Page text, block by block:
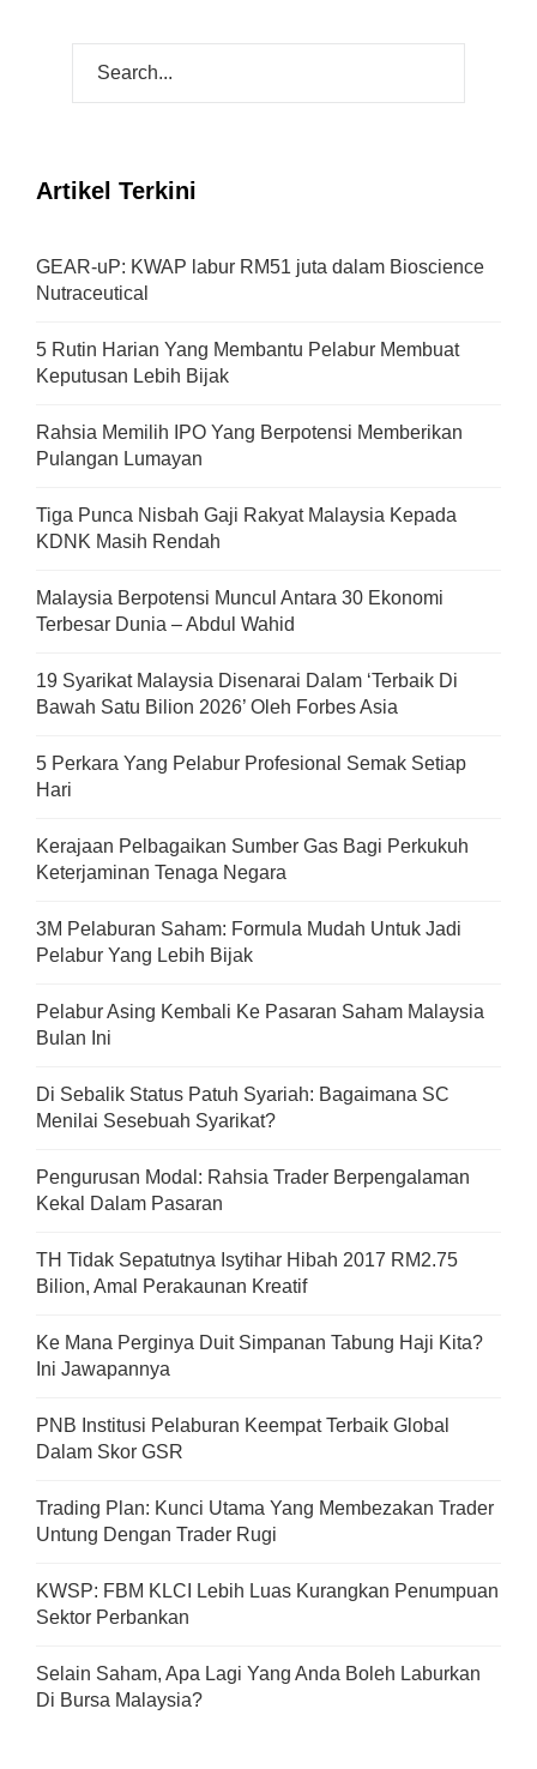
Artikel Terkini
GEAR-uP: KWAP labur RM51 juta dalam Bioscience
Nutraceutical
5 Rutin Harian Yang Membantu Pelabur Membuat
Keputusan Lebih Bijak
Rahsia Memilih IPO Yang Berpotensi Memberikan
Pulangan Lumayan
Tiga Punca Nisbah Gaji Rakyat Malaysia Kepada
KDNK Masih Rendah
Malaysia Berpotensi Muncul Antara 30 Ekonomi
Terbesar Dunia – Abdul Wahid
19 Syarikat Malaysia Disenarai Dalam ‘Terbaik Di
Bawah Satu Bilion 2026’ Oleh Forbes Asia
5 Perkara Yang Pelabur Profesional Semak Setiap
Hari
Kerajaan Pelbagaikan Sumber Gas Bagi Perkukuh
Keterjaminan Tenaga Negara
3M Pelaburan Saham: Formula Mudah Untuk Jadi
Pelabur Yang Lebih Bijak
Pelabur Asing Kembali Ke Pasaran Saham Malaysia
Bulan Ini
Di Sebalik Status Patuh Syariah: Bagaimana SC
Menilai Sesebuah Syarikat?
Pengurusan Modal: Rahsia Trader Berpengalaman
Kekal Dalam Pasaran
TH Tidak Sepatutnya Isytihar Hibah 2017 RM2.75
Bilion, Amal Perakaunan Kreatif
Ke Mana Perginya Duit Simpanan Tabung Haji Kita?
Ini Jawapannya
PNB Institusi Pelaburan Keempat Terbaik Global
Dalam Skor GSR
Trading Plan: Kunci Utama Yang Membezakan Trader
Untung Dengan Trader Rugi
KWSP: FBM KLCI Lebih Luas Kurangkan Penumpuan
Sektor Perbankan
Selain Saham, Apa Lagi Yang Anda Boleh Laburkan
Di Bursa Malaysia?